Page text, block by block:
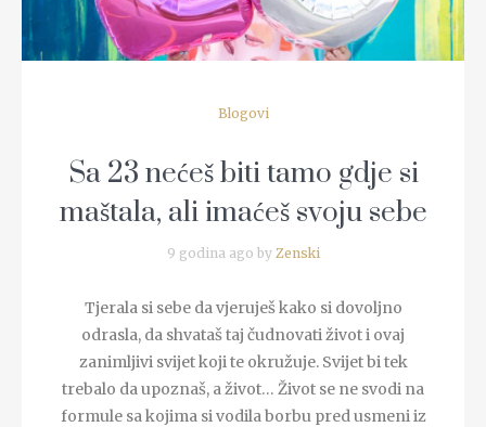
Blogovi
Sa 23 nećeš biti tamo gdje si
maštala, ali imaćeš svoju sebe
9 godina ago by Zenski
Tjerala si sebe da vjeruješ kako si dovoljno
odrasla, da shvataš taj čudnovati život i ovaj
zanimljivi svijet koji te okružuje. Svijet bi tek
trebalo da upoznaš, a život… Život se ne svodi na
formule sa kojima si vodila borbu pred usmeni iz